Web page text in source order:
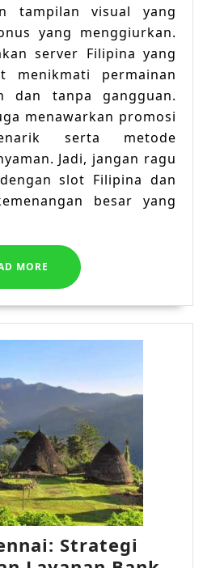
tampilan visual yang
yang menggiurkan.
server Filipina yang
menikmati permainan
dan tanpa gangguan.
menawarkan promosi
serta metode
Jadi, jangan ragu
slot Filipina dan
besar yang
MORE
READ
MORE
Strategi